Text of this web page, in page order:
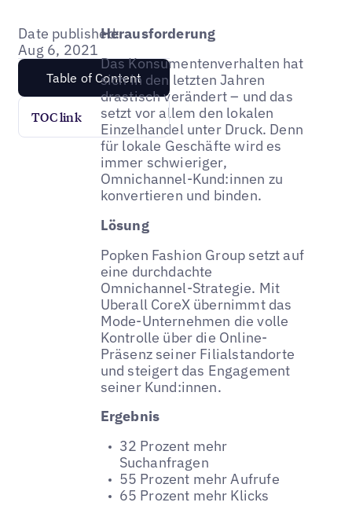
Date published:
Aug 6, 2021
Table of Content
TOC link
Herausforderung
Das Konsumentenverhalten hat
sich in den letzten Jahren
drastisch verändert – und das
setzt vor allem den lokalen
Einzelhandel unter Druck. Denn
für lokale Geschäfte wird es
immer schwieriger,
Omnichannel-Kund:innen zu
konvertieren und binden.
Lösung
Popken Fashion Group setzt auf
eine durchdachte
Omnichannel-Strategie. Mit
Uberall CoreX übernimmt das
Mode-Unternehmen die volle
Kontrolle über die Online-
Präsenz seiner Filialstandorte
und steigert das Engagement
seiner Kund:innen.
Ergebnis
32 Prozent mehr
Suchanfragen
55 Prozent mehr Aufrufe
65 Prozent mehr Klicks